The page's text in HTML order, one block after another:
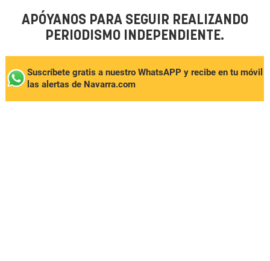
APÓYANOS PARA SEGUIR REALIZANDO
PERIODISMO INDEPENDIENTE.
Suscríbete gratis a nuestro WhatsAPP y recibe en tu móvil
las alertas de Navarra.com